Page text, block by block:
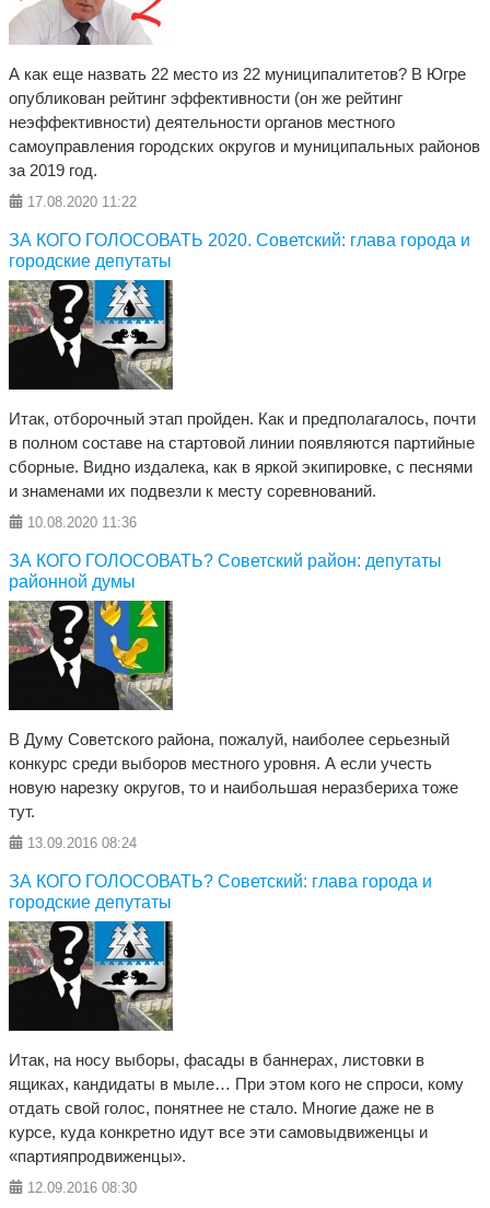
А как еще назвать 22 место из 22 муниципалитетов? В Югре
опубликован рейтинг эффективности (он же рейтинг
неэффективности) деятельности органов местного
самоуправления городских округов и муниципальных районов
за 2019 год.
17.08.2020 11:22
ЗА КОГО ГОЛОСОВАТЬ 2020. Советский: глава города и
городские депутаты
Итак, отборочный этап пройден. Как и предполагалось, почти
в полном составе на стартовой линии появляются партийные
сборные. Видно издалека, как в яркой экипировке, с песнями
и знаменами их подвезли к месту соревнований.
10.08.2020 11:36
ЗА КОГО ГОЛОСОВАТЬ? Советский район: депутаты
районной думы
В Думу Советского района, пожалуй, наиболее серьезный
конкурс среди выборов местного уровня. А если учесть
новую нарезку округов, то и наибольшая неразбериха тоже
тут.
13.09.2016 08:24
ЗА КОГО ГОЛОСОВАТЬ? Советский: глава города и
городские депутаты
Итак, на носу выборы, фасады в баннерах, листовки в
ящиках, кандидаты в мыле… При этом кого не спроси, кому
отдать свой голос, понятнее не стало. Многие даже не в
курсе, куда конкретно идут все эти самовыдвиженцы и
«партияпродвиженцы».
12.09.2016 08:30